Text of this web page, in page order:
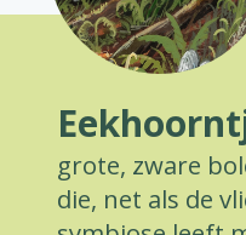
grote, zware
die, net als de